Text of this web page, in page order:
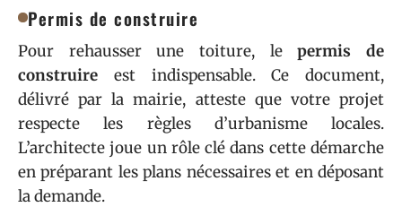
Permis de construire
Pour rehausser une toiture, lepermis de
construire est indispensable. Ce document,
délivré par la mairie, atteste que votre projet
respecte les règles d’urbanisme locales.
L’architecte joue un rôle clé dans cette démarche
en préparant les plans nécessaires et en déposant
la demande.